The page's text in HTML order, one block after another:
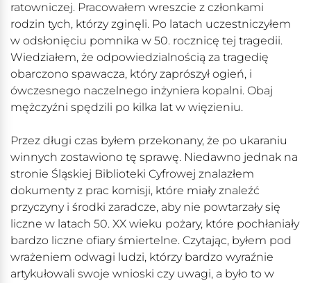
ratowniczej. Pracowałem wreszcie z członkami
rodzin tych, którzy zginęli. Po latach uczestniczyłem
w odsłonięciu pomnika w 50. rocznicę tej tragedii.
Wiedziałem, że odpowiedzialnością za tragedię
obarczono spawacza, który zaprószył ogień, i
ówczesnego naczelnego inżyniera kopalni. Obaj
mężczyźni spędzili po kilka lat w więzieniu.
Przez długi czas byłem przekonany, że po ukaraniu
winnych zostawiono tę sprawę. Niedawno jednak na
stronie Śląskiej Biblioteki Cyfrowej znalazłem
dokumenty z prac komisji, które miały znaleźć
przyczyny i środki zaradcze, aby nie powtarzały się
liczne w latach 50. XX wieku pożary, które pochłaniały
bardzo liczne ofiary śmiertelne. Czytając, byłem pod
wrażeniem odwagi ludzi, którzy bardzo wyraźnie
artykułowali swoje wnioski czy uwagi, a było to w